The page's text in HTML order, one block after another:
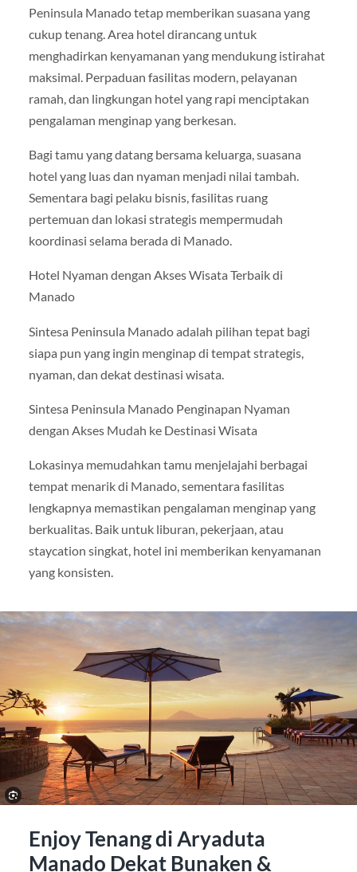
Peninsula Manado tetap memberikan suasana yang
cukup tenang. Area hotel dirancang untuk
menghadirkan kenyamanan yang mendukung istirahat
maksimal. Perpaduan fasilitas modern, pelayanan
ramah, dan lingkungan hotel yang rapi menciptakan
pengalaman menginap yang berkesan.
Bagi tamu yang datang bersama keluarga, suasana
hotel yang luas dan nyaman menjadi nilai tambah.
Sementara bagi pelaku bisnis, fasilitas ruang
pertemuan dan lokasi strategis mempermudah
koordinasi selama berada di Manado.
Hotel Nyaman dengan Akses Wisata Terbaik di
Manado
Sintesa Peninsula Manado adalah pilihan tepat bagi
siapa pun yang ingin menginap di tempat strategis,
nyaman, dan dekat destinasi wisata.
Sintesa Peninsula Manado Penginapan Nyaman
dengan Akses Mudah ke Destinasi Wisata
Lokasinya memudahkan tamu menjelajahi berbagai
tempat menarik di Manado, sementara fasilitas
lengkapnya memastikan pengalaman menginap yang
berkualitas. Baik untuk liburan, pekerjaan, atau
staycation singkat, hotel ini memberikan kenyamanan
yang konsisten.
Enjoy Tenang di Aryaduta
Manado Dekat Bunaken &